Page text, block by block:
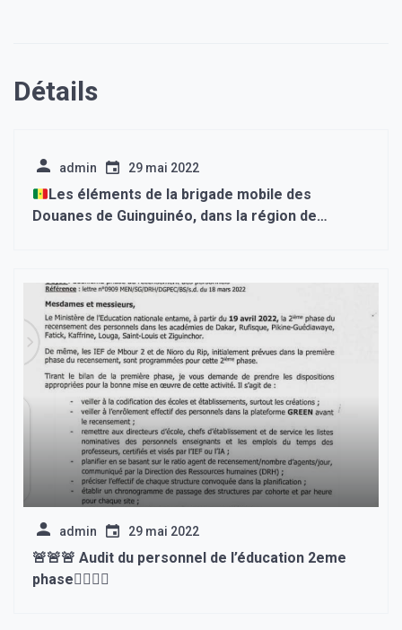
Détails
admin 29 mai 2022
Les éléments de la brigade mobile des
Douanes de Guinguinéo, dans la région de
admin 29 mai 2022
🚨🚨🚨 Audit du personnel de l’éducation 2eme
phase☝🏽☝🏽